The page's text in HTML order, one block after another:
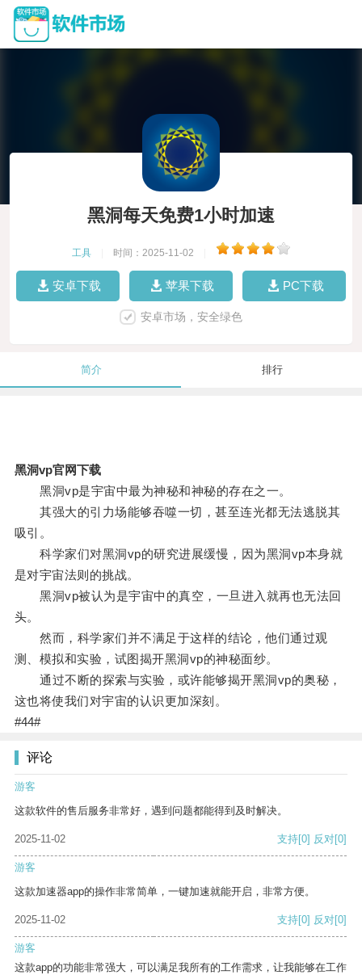
黑洞每天免费1小时加速
工具 时间：2025-11-02
安卓下载 苹果下载 PC下载
安卓市场，安全绿色
简介 排行
黑洞vp官网下载
黑洞vp是宇宙中最为神秘和神秘的存在之一。
其强大的引力场能够吞噬一切，甚至连光都无法逃脱其
吸引。
科学家们对黑洞vp的研究进展缓慢，因为黑洞vp本身就
是对宇宙法则的挑战。
黑洞vp被认为是宇宙中的真空，一旦进入就再也无法回
头。
然而，科学家们并不满足于这样的结论，他们通过观
测、模拟和实验，试图揭开黑洞vp的神秘面纱。
通过不断的探索与实验，或许能够揭开黑洞vp的奥秘，
这也将使我们对宇宙的认识更加深刻。
#44#
评论
游客
这款软件的售后服务非常好，遇到问题都能得到及时解决。
2025-11-02 支持[0] 反对[0]
游客
这款加速器app的操作非常简单，一键加速就能开启，非常方便。
2025-11-02 支持[0] 反对[0]
游客
这款app的功能非常强大，可以满足我所有的工作需求，让我能够在工作